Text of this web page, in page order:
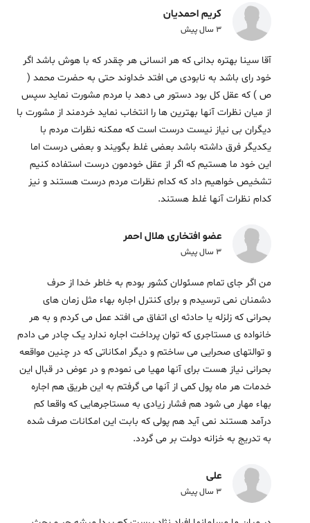
کریم احمدیان
3 سال پیش
آقا سینا بهتره بدانی که هر انسانی هر چقدر که با هوش باشد اگر
خود رای باشد به نابودی می افتد خداوند حتی به حضرت محمد (
ص ) که عقل کل بود دستور می دهد با مردم مشورت نماید سپس
از میان نظرات آنها بهترین ها را انتخاب نماید خردمند از مشورت با
دیگران بی نیاز نیست درست است که ممکنه نظرات مردم با
یکدیگر فرق داشته باشد بعضی غلط بگویند و بعضی درست اما
این خود ما هستیم که اگر از عقل خودمون درست استفاده کنیم
تشخیص خواهیم داد که کدام نظرات مردم درست هستند و نیز
کدام نظرات آنها غلط هستند.
عضو افتخاری هلال احمر
3 سال پیش
من اگر جای تمام مسئولان کشور بودم به خاطر خدا از حرف
دشمنان نمی ترسیدم و برای کنترل اجاره بهاء مثل زمان های
بحرانی که زلزله یا حادثه ای اتفاق می افتد عمل می کردم و به هر
خانواده ی مستاجری که توان پرداخت اجاره ندارد یک چادر می دادم
و توالتهای صحرایی می ساختم و دیگر امکاناتی که در چنین مواقعه
بحرانی نیاز هست برای آنها مهیا می نمودم و در عوض در قبال این
خدمات هر ماه پول کمی از آنها می گرفتم به این طریق هم اجاره
بهاء مهار می شود هم فشار زیادی به مستاجرهایی که واقعا کم
درآمد هستند نمی آید هم پولی که بابت این امکانات صرف شده
به تدریج به خزانه دولت بر می گردد.
علی
3 سال پیش